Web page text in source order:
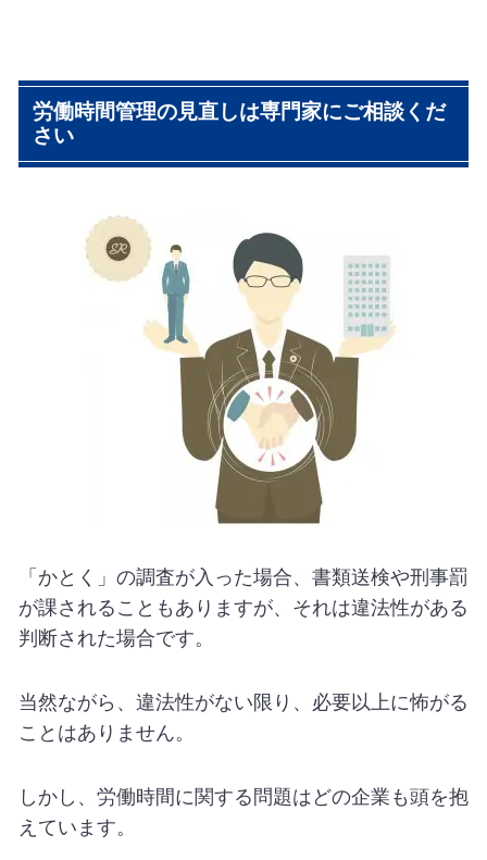
労働時間管理の見直しは専門家にご相談くだ
さい
「かとく」の調査が入った場合、書類送検や刑事罰
が課されることもありますが、それは違法性がある
判断された場合です。
当然ながら、違法性がない限り、必要以上に怖がる
ことはありません。
しかし、労働時間に関する問題はどの企業も頭を抱
えています。